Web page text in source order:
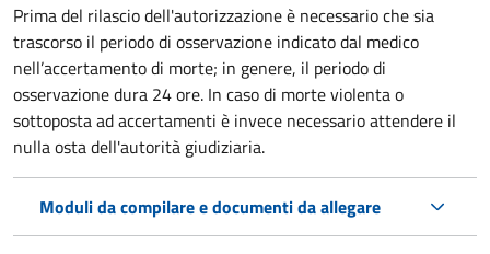
Prima del rilascio dell'autorizzazione è necessario che sia
trascorso il periodo di osservazione indicato dal medico
nell’accertamento di morte; in genere, il periodo di
osservazione dura 24 ore. In caso di morte violenta o
sottoposta ad accertamenti è invece necessario attendere il
nulla osta dell'autorità giudiziaria.
Moduli da compilare e documenti da allegare